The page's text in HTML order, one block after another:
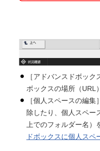
［アドバンスドボッ
ボックスの場所（URL
［個人スペースの編
除したり、個人スペー
上でのフォルダー名）
ドボックスに個人スペ